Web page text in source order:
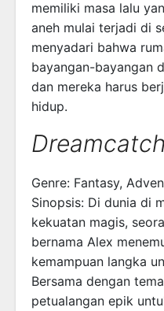
memiliki masa lalu
aneh mulai terjadi di
menyadari bahwa
bayangan-bayangan
dan mereka harus
hidup.
Genre: Fantasy,
Sinopsis: Di dunia di
kekuatan magis,
bernama Alex
kemampuan langka
Bersama dengan
petualangan epik